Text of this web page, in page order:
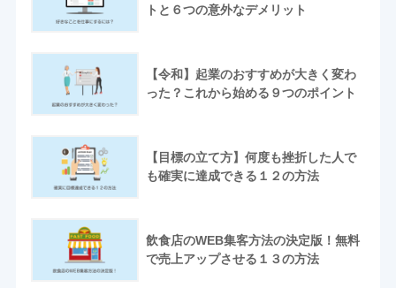
トと６つの意外なデメリット
【令和】起業のおすすめが大きく変わ
った？これから始める９つのポイント
【目標の立て方】何度も挫折した人で
も確実に達成できる１２の方法
飲食店のWEB集客方法の決定版！無料
で売上アップさせる１３の方法